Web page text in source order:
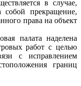
в случае,
собой прекращение,
права на объект
палата наделена
работ с целью
с исправлением
границ